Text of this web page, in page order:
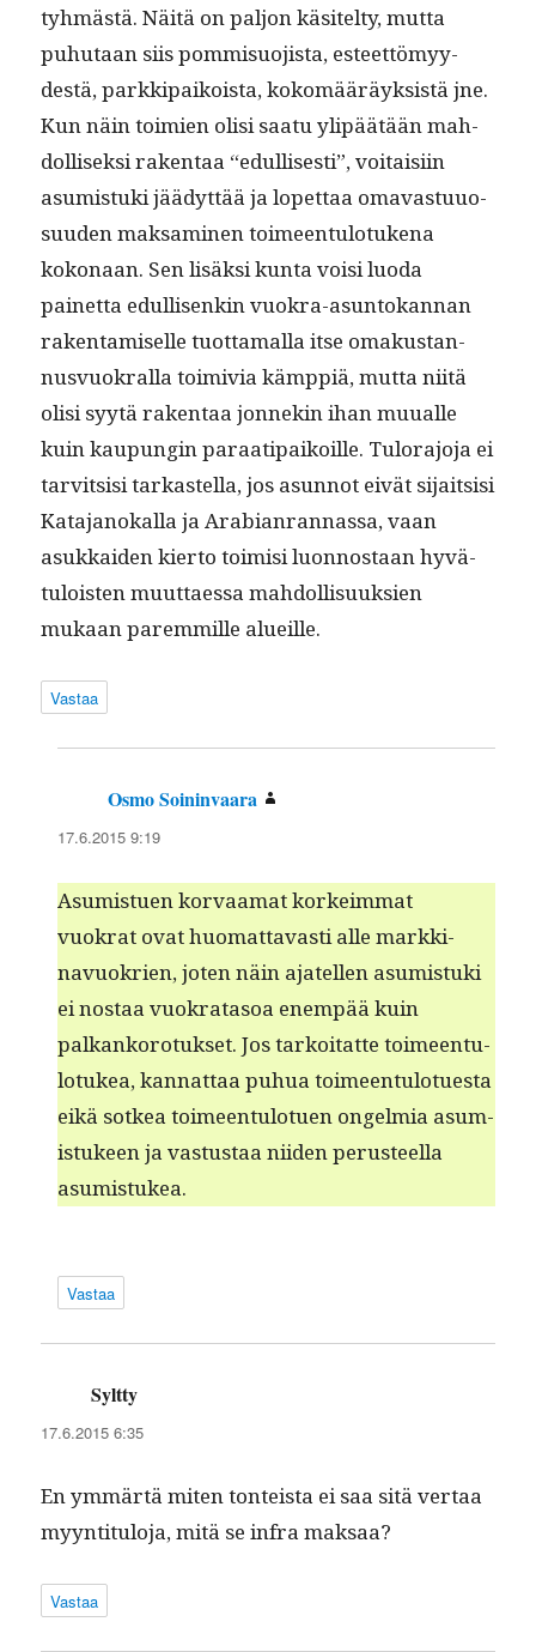
tyh­mästä. Näitä on paljon käsitel­ty, mut­ta
puhutaan siis pom­misuo­jista, esteet­tömyy­
destä, parkkipaikoista, kokomääräyk­sistä jne.
Kun näin toimien olisi saatu ylipäätään mah­
dol­lisek­si rak­en­taa “edullis­es­ti”, voitaisi­in
asum­is­tu­ki jäädyt­tää ja lopet­taa omavas­tu­u­o­
su­u­den mak­sami­nen toimeen­tu­lo­tuke­na
kokon­aan. Sen lisäk­si kun­ta voisi luo­da
painet­ta edullisenkin vuokra-asun­tokan­nan
rak­en­tamiselle tuot­ta­mal­la itse omakus­tan­
nusvuokral­la toimivia kämp­piä, mut­ta niitä
olisi syytä rak­en­taa jon­nekin ihan muualle
kuin kaupun­gin paraati­paikoille. Tulo­rajo­ja ei
tarvit­sisi tarkastel­la, jos asun­not eivät sijait­sisi
Kata­janokalla ja Ara­bi­an­ran­nas­sa, vaan
asukkaiden kier­to toimisi luon­nos­taan hyvä­
tu­lois­t­en muut­taes­sa mah­dol­lisuuk­sien
mukaan parem­mille alueille.
Vastaa
Osmo Soininvaara
17.6.2015 9:19
Asum­istuen kor­vaa­mat korkeim­mat
vuokrat ovat huo­mat­tavasti alle markki­
navuokrien, joten näin ajatellen asum­is­tu­ki
ei nos­taa vuokrata­soa enem­pää kuin
palkanko­ro­tuk­set. Jos tarkoi­tat­te toimeen­tu­
lo­tukea, kan­nat­taa puhua toimeen­tu­lotues­ta
eikä sotkea toimeen­tu­lotuen ongelmia asum­
is­tu­keen ja vas­tus­taa niiden perus­teel­la
asumistukea.
Vastaa
Syltty
17.6.2015 6:35
En ymmärtä miten ton­teista ei saa sitä ver­taa
myyn­ti­t­u­lo­ja, mitä se infra maksaa?
Vastaa